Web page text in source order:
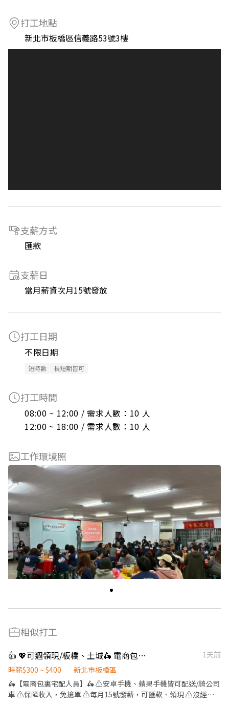
打工地點
新北市板橋區信義路53號3樓
支薪方式
匯款
支薪日
當月薪資次月15號發放
打工日期
不限日期
短時數 長短期皆可
打工時間
08:00 ~ 12:00 / 需求人數：10 人
12:00 ~ 18:00 / 需求人數：10 人
工作環境照
相似打工
👍 💖可週領現/板橋、土城🛵 電商包裏宅配/免經驗平均50k~70k/公司車
1天前
時薪$300 ~ $400
新北市板橋區
🛵【電商包裏宅配人員】🛵 ⚠️安卓手機、蘋果手機皆可配送/騎公司
車 ⚠️保障收入，免搶單 ⚠️每月15號發薪，可匯款、領現 ⚠️沒經驗